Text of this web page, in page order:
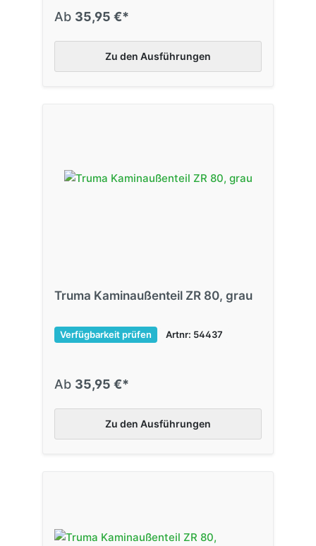
Ab 35,95 €*
Zu den Ausführungen
Truma Kaminaußenteil ZR 80, grau
Verfügbarkeit prüfen Artnr: 54437
Ab 35,95 €*
Zu den Ausführungen